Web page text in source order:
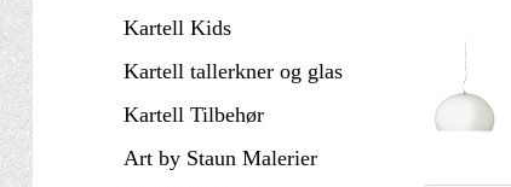
Kartell Kids
Kartell tallerkner og glas
Kartell Tilbehør
Art by Staun Malerier